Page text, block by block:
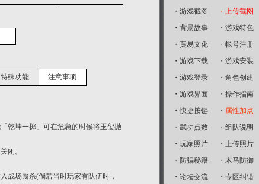
特殊功能 注意事项
乾坤一掷」可在危急的时候将玉玺抛
闭。
战场厮杀(倘若当时玩家有队伍时，
・ 游戏截图 ・ 上传截图
・ 背景故事 ・ 游戏特色
・ 黄易文化 ・ 帐号注册
・ 游戏下载 ・ 游戏安装
・ 游戏登录 ・ 角色创建
・ 游戏界面 ・ 操作指南
・快捷按键 ・ 属性加点
・ 武功点数 ・ 组队说明
・ 玩家照片 ・ 上传照片
・ 防骗秘籍 ・ 木马防御
・ 论坛交流 ・ 专区纠错